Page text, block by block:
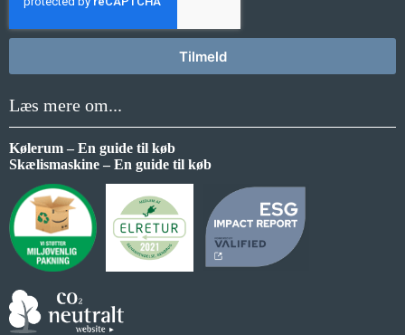
Tilmeld
Læs mere om...
Kølerum – En guide til køb
Skælismaskine – En guide til køb